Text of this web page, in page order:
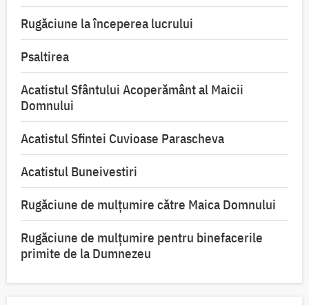
Rugăciune la începerea lucrului
Psaltirea
Acatistul Sfântului Acoperământ al Maicii
Domnului
Acatistul Sfintei Cuvioase Parascheva
Acatistul Buneivestiri
Rugăciune de mulţumire către Maica Domnului
Rugăciune de mulțumire pentru binefacerile
primite de la Dumnezeu